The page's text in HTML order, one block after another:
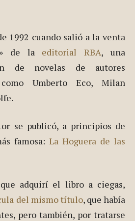
1992 cuando salió a la venta
» de la editorial RBA, una
de novelas de autores
como Umberto Eco, Milan
se publicó, a principios de
famosa: La Hoguera de las
adquirí el libro a ciegas,
del mismo título, que había
pero también, por tratarse